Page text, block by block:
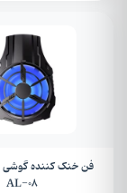
فن خنک
AL-08